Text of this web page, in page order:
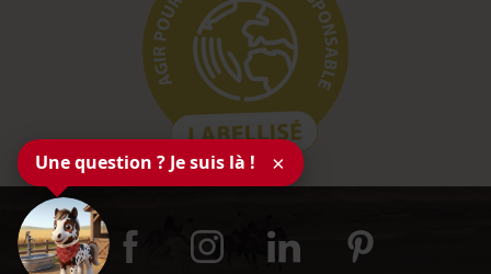
Une question ? Je suis là ! ×